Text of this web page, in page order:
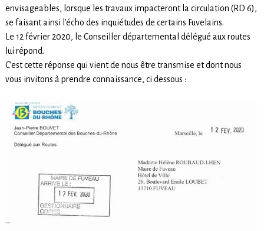
envisageables, lorsque les travaux impacteront la circulation (RD 6),
se faisant ainsi l’écho des inquiétudes de certains Fuvelains.
Le 12 février 2020, le Conseiller départemental délégué aux routes
lui répond.
C’est cette réponse qui vient de nous être transmise et dont nous
vous invitons à prendre connaissance, ci dessous :